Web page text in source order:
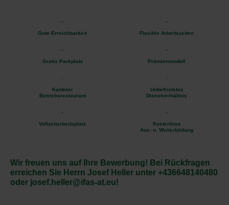
Gute Erreichbarkeit Flexible Arbeitszeiten
Gratis Parkplatz Prämienmodell
Kantine/
Betriebsrestaurant
Unbefristetes
Dienstverhältnis
Vollzeitarbeitsplatz
Kostenlose
Aus- u. Weiterbildung
Wir freuen uns auf Ihre Bewerbung! Bei Rückfragen
erreichen Sie Herrn Josef Heller unter +436648140480
oder josef.heller@ifas-at.eu!